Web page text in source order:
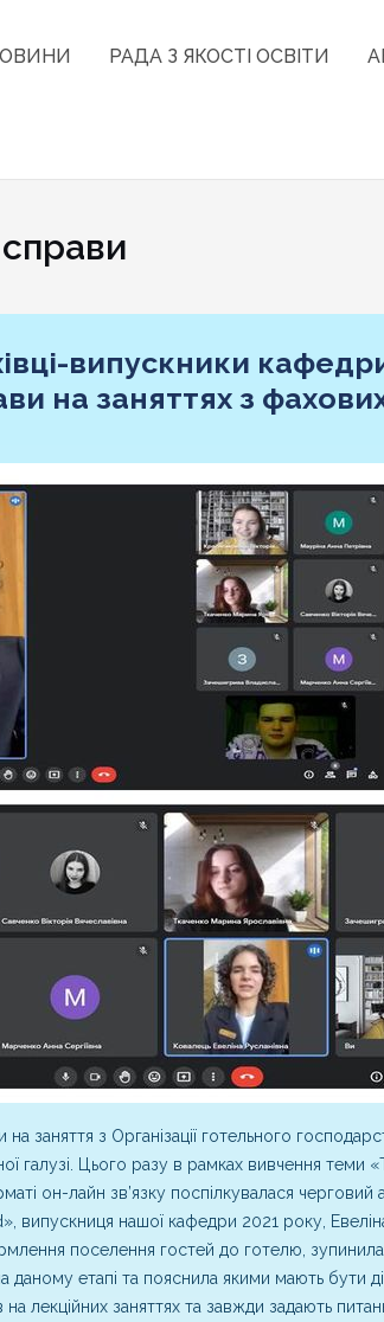
РАДА З ЯКОСТІ ОСВІТИ
випускники
на заняттях з
з Організації готельного
галузі. Цього разу в рамках вивчення теми
он-лайн зв’язку поспілкувалася черговий
випускниця нашої кафедри 2021 року,
поселення гостей до готелю,
етапі та пояснила якими мають бути
лекційних заняттях та завжди задають